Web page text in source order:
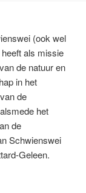
(ook wel
als missie
de natuur en
in het
de
het
de
Schwienswei
Geleen.